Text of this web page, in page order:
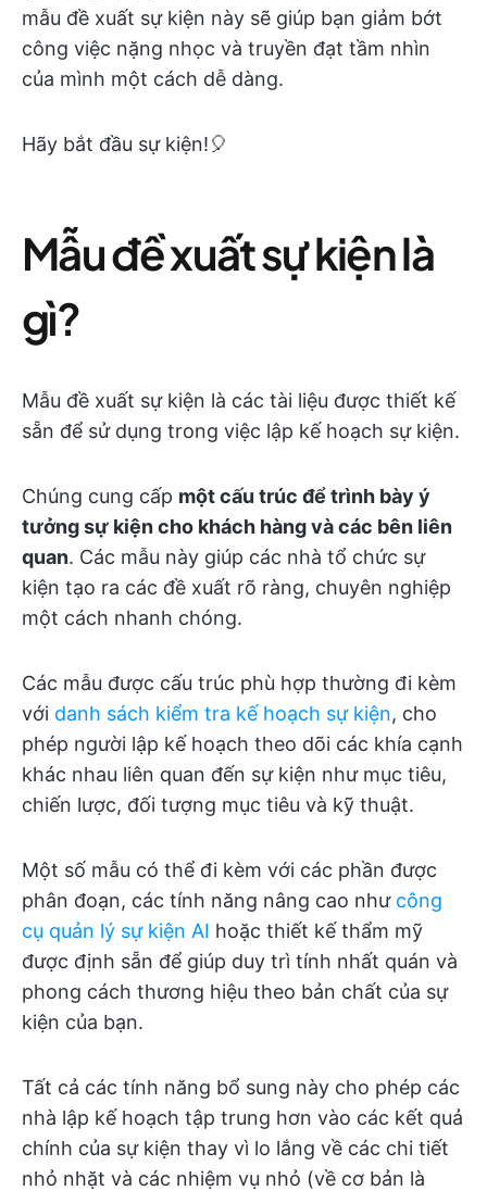
mẫu đề xuất sự kiện này sẽ giúp bạn giảm bớt
công việc nặng nhọc và truyền đạt tầm nhìn
của mình một cách dễ dàng.
Hãy bắt đầu sự kiện!🎈
Mẫu đề xuất sự kiện là
gì?
Mẫu đề xuất sự kiện là các tài liệu được thiết kế
sẵn để sử dụng trong việc lập kế hoạch sự kiện.
Chúng cung cấp một cấu trúc để trình bày ý
tưởng sự kiện cho khách hàng và các bên liên
quan. Các mẫu này giúp các nhà tổ chức sự
kiện tạo ra các đề xuất rõ ràng, chuyên nghiệp
một cách nhanh chóng.
Các mẫu được cấu trúc phù hợp thường đi kèm
với danh sách kiểm tra kế hoạch sự kiện, cho
phép người lập kế hoạch theo dõi các khía cạnh
khác nhau liên quan đến sự kiện như mục tiêu,
chiến lược, đối tượng mục tiêu và kỹ thuật.
Một số mẫu có thể đi kèm với các phần được
phân đoạn, các tính năng nâng cao như công
cụ quản lý sự kiện AI hoặc thiết kế thẩm mỹ
được định sẵn để giúp duy trì tính nhất quán và
phong cách thương hiệu theo bản chất của sự
kiện của bạn.
Tất cả các tính năng bổ sung này cho phép các
nhà lập kế hoạch tập trung hơn vào các kết quả
chính của sự kiện thay vì lo lắng về các chi tiết
nhỏ nhặt và các nhiệm vụ nhỏ (về cơ bản là